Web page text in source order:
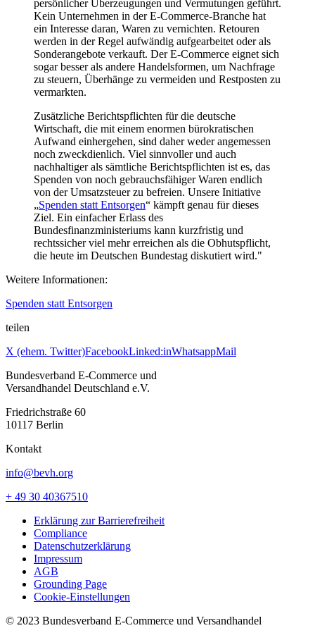
persönlicher Überzeugungen und Vermutungen geführt.
Kein Unternehmen in der E-Commerce-Branche hat
ein Interesse daran, Waren zu vernichten. Retouren
werden in der Regel aufwändig aufgearbeitet oder als
Sonderangebote verkauft. Der E-Commerce eignet sich
sogar besser als andere Handelsformen, um Nachfrage
zu steuern, Überhänge zu vermeiden und Restposten zu
vermarkten.
Zusätzliche Berichtspflichten für die deutsche
Wirtschaft, die mit einem enormen bürokratischen
Aufwand einhergehen, sind daher weder angemessen
noch zweckdienlich. Viel sinnvoller und auch
nachhaltiger als sämtliche Berichtspflichten ist es, das
Spenden von noch gebrauchsfähiger Waren endlich
von der Umsatzsteuer zu befreien. Unsere Initiative
„Spenden statt Entsorgen“ kämpft genau für dieses
Ziel. Ein einfacher Erlass des
Bundesfinanzministeriums kann kurzfristig und
rechtssicher viel mehr erreichen als die Obhutspflicht,
die heute im Deutschen Bundestag diskutiert wird."
Weitere Informationen:
Spenden statt Entsorgen
teilen
X (ehem. Twitter)FacebookLinked:inWhatsappMail
Bundesverband E-Commerce und
Versandhandel Deutschland e.V.
Friedrichstraße 60
10117 Berlin
Kontakt
info@bevh.org
+ 49 30 40367510
Erklärung zur Barrierefreiheit
Compliance
Datenschutzerklärung
Impressum
AGB
Grounding Page
Cookie-Einstellungen
© 2023 Bundesverband E-Commerce und Versandhandel